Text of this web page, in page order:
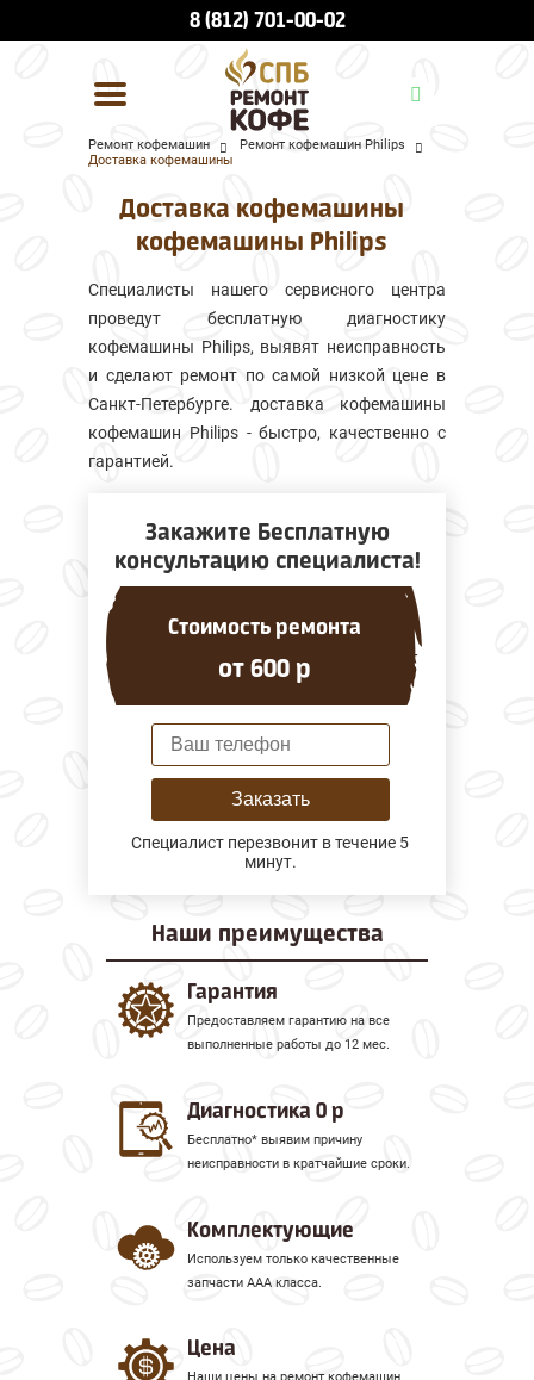
УСЛУГИ И ЦЕНЫ
О КОМПАНИИ
8 (812) 701-00-02
Ремонт кофемашин
Ремонт кофемашин Philips
Доставка кофемашины
Доставка кофемашины
кофемашины Philips
Специалисты нашего сервисного центра
проведут бесплатную диагностику
кофемашины Philips, выявят неисправность
и сделают ремонт по самой низкой цене в
Санкт-Петербурге. доставка кофемашины
кофемашин Philips - быстро, качественно с
гарантией.
Закажите Бесплатную
консультацию специалиста!
Стоимость ремонта
от 600 р
Заказать
Специалист перезвонит в течение 5
минут.
Наши преимущества
Гарантия
Предоставляем гарантию на все
выполненные работы до 12 мес.
Диагностика 0 р
Бесплатно* выявим причину
неисправности в кратчайшие сроки.
Комплектующие
Используем только качественные
запчасти ААА класса.
Цена